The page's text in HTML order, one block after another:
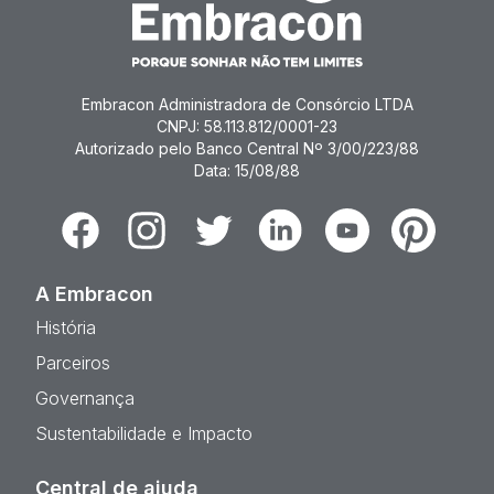
Embracon Administradora de Consórcio LTDA
CNPJ: 58.113.812/0001-23
Autorizado pelo Banco Central Nº 3/00/223/88
Data: 15/08/88
FacebookInstagramTwitter LinkedinYoutubePinterest
A Embracon
História
Parceiros
Governança
Sustentabilidade e Impacto
Central de ajuda